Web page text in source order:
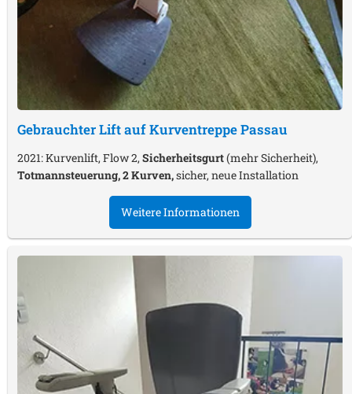
Gebrauchter Lift auf KurventreppePassau
2021: Kurvenlift, Flow 2, Sicherheitsgurt(mehr Sicherheit),
Totmannsteuerung, 2 Kurven,sicher, neue Installation
Weitere Informationen